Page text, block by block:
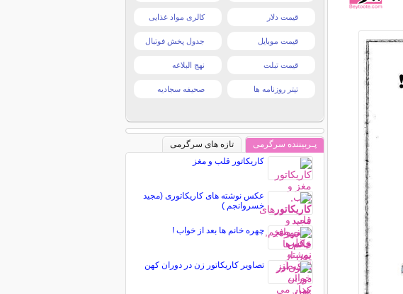
قیمت دلار کالری مواد غذایی
قیمت موبایل جدول پخش فوتبال
قیمت تبلت نهج البلاغه
تیتر روزنامه ها صحیفه سجادیه
پـربیننده سرگرمی
تازه های سرگرمی
کاریکاتور قلب و مغز
عکس نوشته های کاریکاتوری (مجید
خسروانجم )
چهره خانم ها بعد از خواب !
تصاویر کاریکاتور زن در دوران کهن